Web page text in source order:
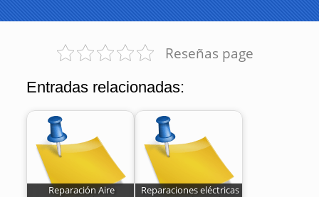
Reseñas page
Entradas relacionadas:
Reparación Aire
Reparaciones eléctricas